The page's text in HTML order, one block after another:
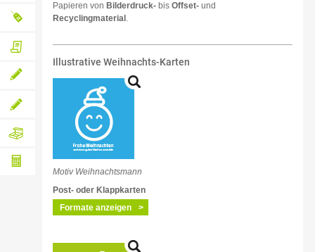
keine
Wünsche
Auf
Rechnung
bezahlen
Neutraler
Versand
Lieferschein
lassen
Individuelle
Druckanfrage
Gestaltungsanfrage
Verpackung
Papiergewicht-
Papieren von Bilderdruck- bis Offset- und
Recyclingmaterial .
Illustrative Weihnachts-Karten
Motiv Weihnachtsmann
Post- oder Klappkarten
Formate anzeigen